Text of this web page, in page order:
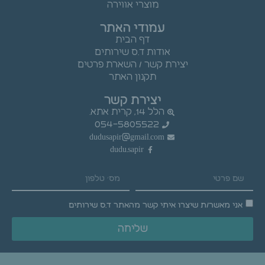
מוצרי אווירה
עמודי האתר
דף הבית
אודות ד.ס שירותים
יצירת קשר / השארת פרטים
תקנון האתר
יצירת קשר
הלל 14, קרית אתא.
054-5805522
dudusapir@gmail.com
dudu.sapir
אני מאשר/ת שיצרו איתי קשר מהאתר ד.ס שירותים
שליחה